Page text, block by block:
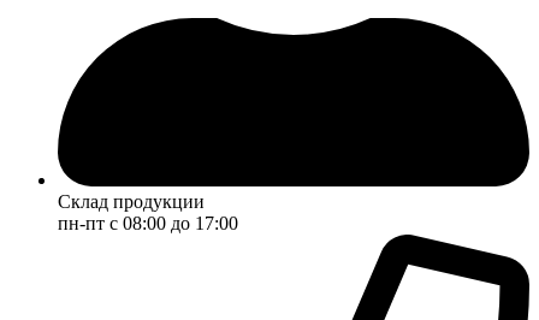
Склад продукции
пн-пт с 08:00 до 17:00